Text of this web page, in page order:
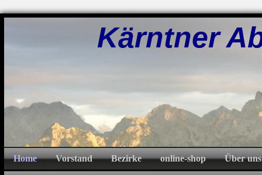
Kärntner
Home Vorstand Bezirke online-shop Über uns